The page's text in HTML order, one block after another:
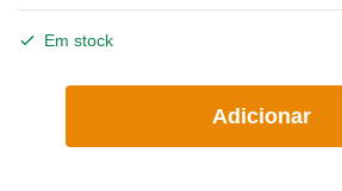
Em stock
Adicionar